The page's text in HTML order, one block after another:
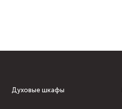
Духовые шкафы